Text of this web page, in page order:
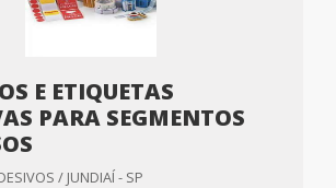
E ETIQUETAS
PARA SEGMENTOS
/ JUNDIAÍ - SP